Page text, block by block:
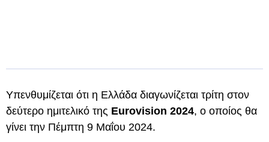
Υπενθυμίζεται ότι η Ελλάδα διαγωνίζεται τρίτη στον
δεύτερο ημιτελικό της Eurovision 2024, ο οποίος θα
γίνει την Πέμπτη 9 Μαΐου 2024.